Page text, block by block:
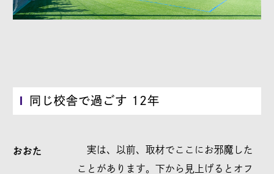
同じ校舎で過ごす 12年
おおた
実は、以前、取材でここにお邪魔した
ことがあります。下から見上げるとオフ